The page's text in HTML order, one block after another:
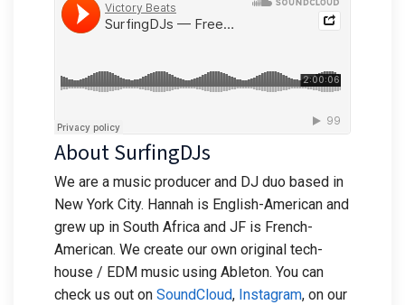
About SurfingDJs
We are a music producer and DJ duo based in
New York City. Hannah is English-American and
grew up in South Africa and JF is French-
American. We create our own original tech-
house / EDM music using Ableton. You can
check us out on SoundCloud, Instagram, on our